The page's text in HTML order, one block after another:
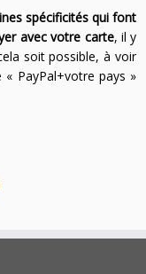
spécificités qui font
avec votre carte, il y
soit possible, à voir
PayPal+votre pays »